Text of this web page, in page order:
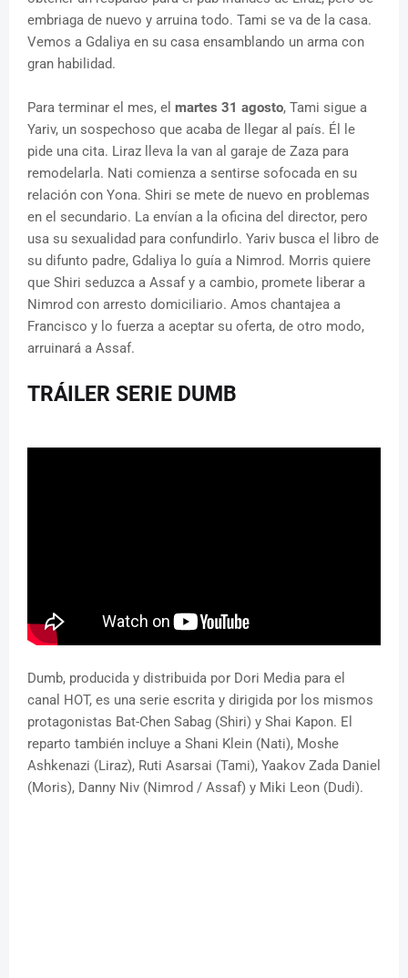
embriaga de nuevo y arruina todo. Tami se va de la casa.
Vemos a Gdaliya en su casa ensamblando un arma con
gran habilidad.
Para terminar el mes, el martes 31 agosto, Tami sigue a
Yariv, un sospechoso que acaba de llegar al país. Él le
pide una cita. Liraz lleva la van al garaje de Zaza para
remodelarla. Nati comienza a sentirse sofocada en su
relación con Yona. Shiri se mete de nuevo en problemas
en el secundario. La envían a la oficina del director, pero
usa su sexualidad para confundirlo. Yariv busca el libro de
su difunto padre, Gdaliya lo guía a Nimrod. Morris quiere
que Shiri seduzca a Assaf y a cambio, promete liberar a
Nimrod con arresto domiciliario. Amos chantajea a
Francisco y lo fuerza a aceptar su oferta, de otro modo,
arruinará a Assaf.
TRÁILER SERIE DUMB
Dumb, producida y distribuida por Dori Media para el
canal HOT, es una serie escrita y dirigida por los mismos
protagonistas Bat-Chen Sabag (Shiri) y Shai Kapon. El
reparto también incluye a Shani Klein (Nati), Moshe
Ashkenazi (Liraz), Ruti Asarsai (Tami), Yaakov Zada Daniel
(Moris), Danny Niv (Nimrod / Assaf) y Miki Leon (Dudi).